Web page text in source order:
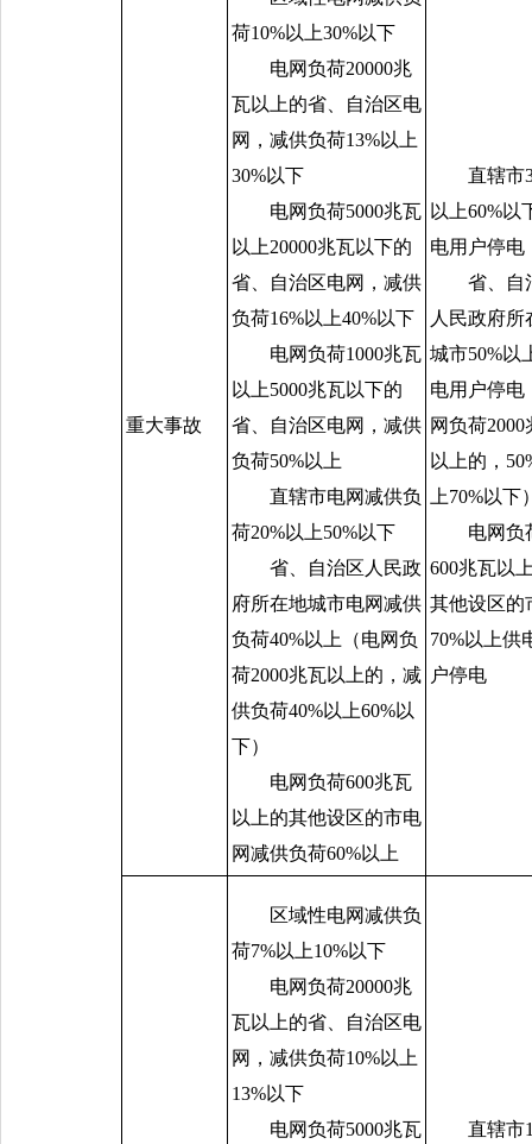
重大事故
荷10%以上30%以下
电网负荷20000兆
瓦以上的省、自治区电
网，减供负荷13%以上
30%以下
电网负荷5000兆瓦
以上20000兆瓦以下的
省、自治区电网，减供
负荷16%以上40%以下
电网负荷1000兆瓦
以上5000兆瓦以下的
省、自治区电网，减供
负荷50%以上
直辖市电网减供负
荷20%以上50%以下
省、自治区人民政
府所在地城市电网减供
负荷40%以上（电网负
荷2000兆瓦以上的，减
供负荷40%以上60%以
下）
电网负荷600兆瓦
以上的其他设区的市电
网减供负荷60%以上
直辖市
以上60%以
电用户停电
省、自
人民政府所
城市50%以
电用户停电
网负荷2000
以上的，
上70%以下
电网负
600兆瓦以
其他设区的
70%以上供
户停电
区域性电网减供负
荷7%以上10%以下
电网负荷20000兆
瓦以上的省、自治区电
网，减供负荷10%以上
13%以下
电网负荷5000兆瓦
直辖市